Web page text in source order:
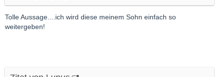
Tolle Aussage....ich wird diese meinem Sohn einfach so
weitergeben!